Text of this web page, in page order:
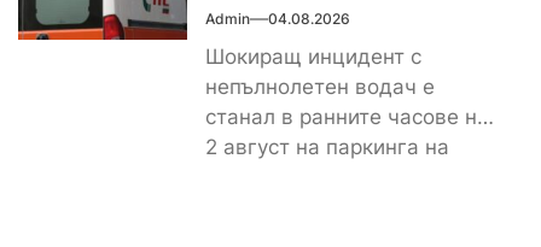
Admin 04.08.2026
Шокиращ инцидент с
непълнолетен водач е
станал в ранните часове на
2 август на паркинга на